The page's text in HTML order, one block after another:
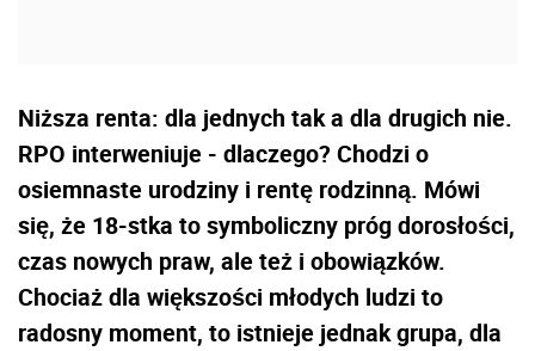
Niższa renta: dla jednych tak a dla drugich nie.
RPO interweniuje - dlaczego? Chodzi o
osiemnaste urodziny i rentę rodzinną. Mówi
się, że 18-stka to symboliczny próg dorosłości,
czas nowych praw, ale też i obowiązków.
Chociaż dla większości młodych ludzi to
radosny moment, to istnieje jednak grupa, dla